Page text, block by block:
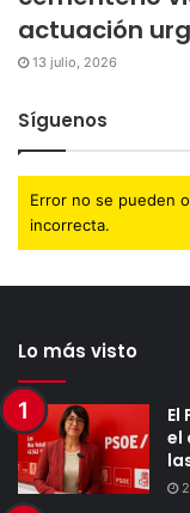
actuación
13 julio, 2026
Síguenos
Error no se pueden
incorrecta.
Lo más visto
El
el